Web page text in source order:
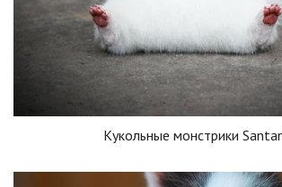
Кукольные монстрики